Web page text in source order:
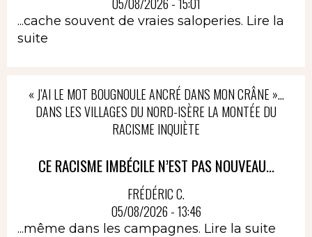
...cache souvent de vraies saloperies. Lire la
suite
« J’AI LE MOT BOUGNOULE ANCRÉ DANS MON CRÂNE »…
DANS LES VILLAGES DU NORD-ISÈRE LA MONTÉE DU
RACISME INQUIÈTE
CE RACISME IMBÉCILE N’EST PAS NOUVEAU...
FRÉDÉRIC C.
05/08/2026 - 13:46
...même dans les campagnes. Lire la suite